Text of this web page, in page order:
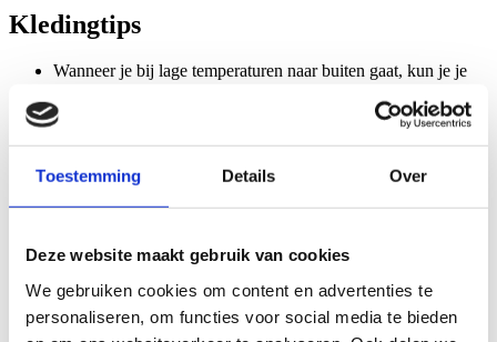
Toestemming Details Over
Deze website maakt gebruik van cookies
We gebruiken cookies om content en advertenties te
personaliseren, om functies voor social media te bieden
Kledingtips
Wanneer je bij lage temperaturen naar buiten gaat, kun je je
De eerste laag bestaat uit thermisch ondergoed (broek en shirt
met lange mouw van synthetisch materiaal) en dunne sokken
of kniekousen (ideaal is 70% wol / 30% synthetisch).
De tweede laag uit een skipulli of dunne fleecetrui met een
sportbroek van katoen of fleece. Daaroverheen een dikke trui
(wol of fleece) met een skibroek en wollen (ski)kousen.
sjaal, handschoenen of wanten. Het is handig om zowel
dunne handschoenen mee te nemen als dikkere wanten die
daar overheen gedragen kunnen worden.